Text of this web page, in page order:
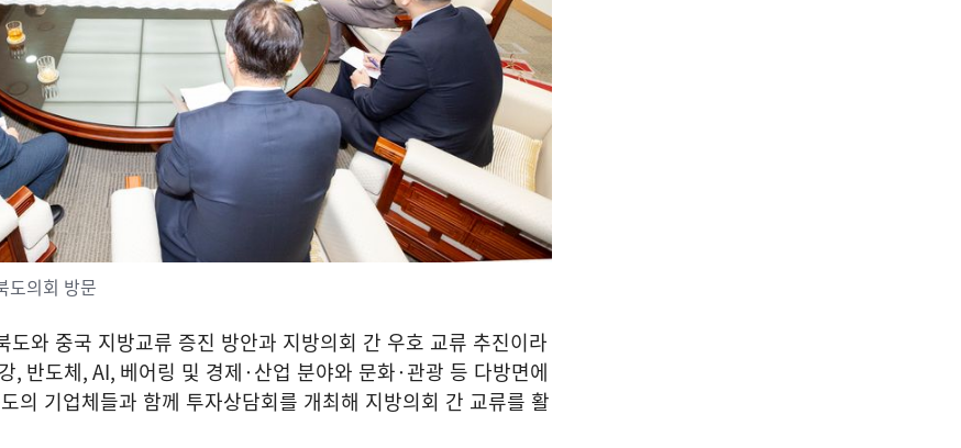
도의회 방문
도와 중국 지방교류 증진 방안과 지방의회 간 우호 교류 추진이라
, 반도체, AI, 베어링 및 경제·산업 분야와 문화·관광 등 다방면에
의 기업체들과 함께 투자상담회를 개최해 지방의회 간 교류를 활